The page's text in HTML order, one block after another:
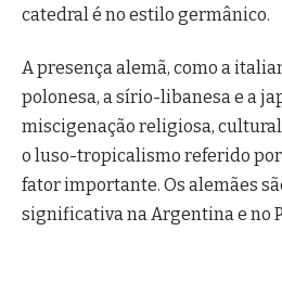
catedral é no estilo germânico.
A presença alemã, como a
polonesa, a sírio-libanesa e a
miscigenação religiosa,
o luso-tropicalismo referido por
fator importante. Os alemães
significativa na Argentina e no